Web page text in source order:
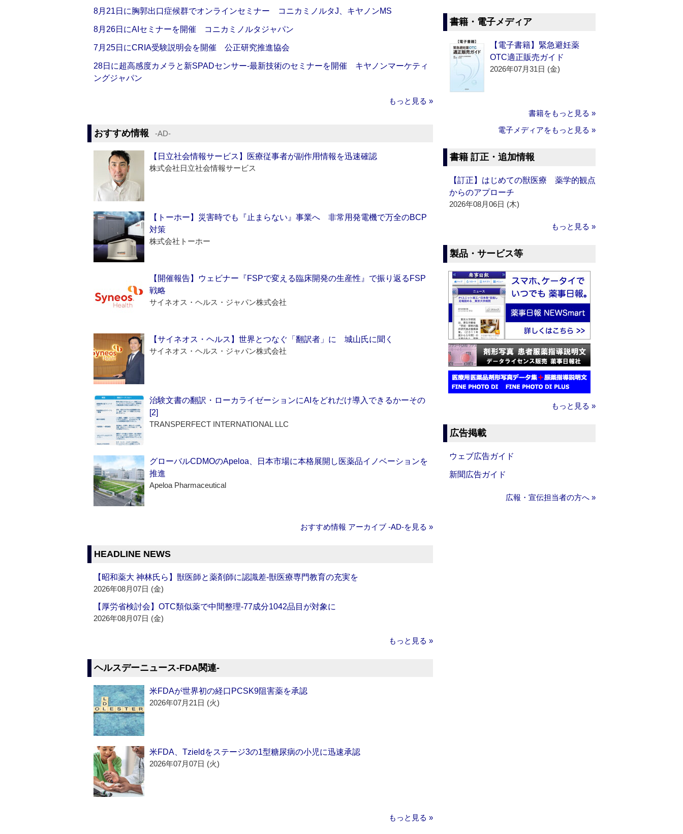
8月21日に胸郭出口症候群でオンラインセミナー コニカミノルタJ、キヤノンMS
8月26日にAIセミナーを開催 コニカミノルタジャパン
7月25日にCRIA受験説明会を開催 公正研究推進協会
28日に超高感度カメラと新SPADセンサー‐最新技術のセミナーを開催 キヤノンマーケティ
ングジャパン
もっと見る »
おすすめ情報 ‐AD‐
【日立社会情報サービス】医療従事者が副作用情報を迅速確認
株式会社日立社会情報サービス
【トーホー】災害時でも『止まらない』事業へ 非常用発電機で万全のBCP
対策
株式会社トーホー
【開催報告】ウェビナー『FSPで変える臨床開発の生産性』で振り返るFSP
戦略
サイネオス・ヘルス・ジャパン株式会社
【サイネオス・ヘルス】世界とつなぐ「翻訳者」に 城山氏に聞く
サイネオス・ヘルス・ジャパン株式会社
治験文書の翻訳・ローカライゼーションにAIをどれだけ導入できるかーその
[2]
TRANSPERFECT INTERNATIONAL LLC
グローバルCDMOのApeloa、日本市場に本格展開し医薬品イノベーションを
推進
Apeloa Pharmaceutical
おすすめ情報 アーカイブ ‐AD‐を見る »
HEADLINE NEWS
【昭和薬大 神林氏ら】獣医師と薬剤師に認識差‐獣医療専門教育の充実を
2026年08月07日 (金)
【厚労省検討会】OTC類似薬で中間整理‐77成分1042品目が対象に
2026年08月07日 (金)
もっと見る »
ヘルスデーニュース‐FDA関連‐
米FDAが世界初の経口PCSK9阻害薬を承認
2026年07月21日 (火)
米FDA、Tzieldをステージ3の1型糖尿病の小児に迅速承認
2026年07月07日 (火)
もっと見る »
書籍・電子メディア
【電子書籍】緊急避妊薬
OTC適正販売ガイド
2026年07月31日 (金)
書籍をもっと見る »
電子メディアをもっと見る »
書籍 訂正・追加情報
【訂正】はじめての獣医療 薬学的観点
からのアプローチ
2026年08月06日 (木)
もっと見る »
製品・サービス等
もっと見る »
広告掲載
ウェブ広告ガイド
新聞広告ガイド
広報・宣伝担当者の方へ »